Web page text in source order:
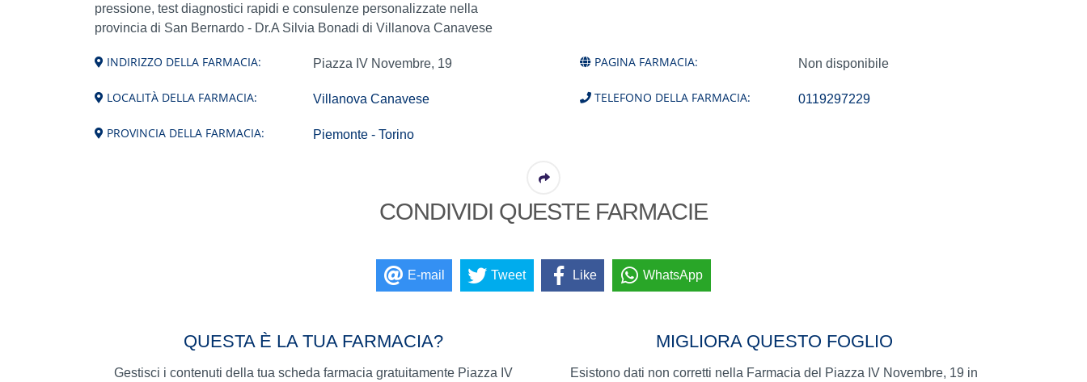
pressione, test diagnostici rapidi e consulenze personalizzate nella
provincia di San Bernardo - Dr.A Silvia Bonadi di Villanova Canavese
INDIRIZZO DELLA FARMACIA: Piazza IV Novembre, 19
LOCALITÀ DELLA FARMACIA: Villanova Canavese
PROVINCIA DELLA FARMACIA: Piemonte - Torino
PAGINA FARMACIA: Non disponibile
TELEFONO DELLA FARMACIA: 0119297229
CONDIVIDI QUESTE FARMACIE
E-mail Tweet Like WhatsApp
QUESTA È LA TUA FARMACIA?
Gestisci i contenuti della tua scheda farmacia gratuitamente Piazza IV
MIGLIORA QUESTO FOGLIO
Esistono dati non corretti nella Farmacia del Piazza IV Novembre, 19 in